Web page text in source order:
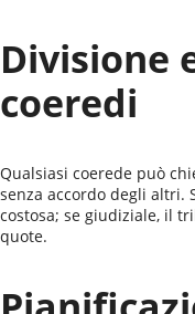
Divisione
coeredi
Qualsiasi coerede può
senza accordo degli altri.
costosa; se giudiziale, il
quote.